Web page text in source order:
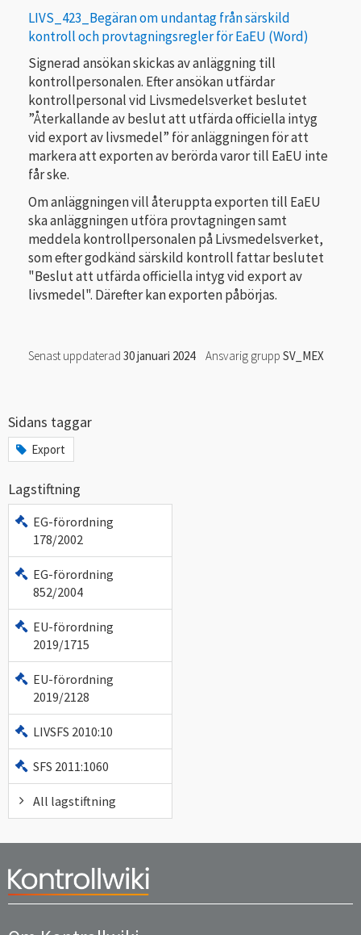
LIVS_423_Begäran om undantag från särskild
kontroll och provtagningsregler för EaEU
Signerad ansökan skickas av anläggning till
kontrollpersonalen. Efter ansökan utfärdar
kontrollpersonal vid Livsmedelsverket beslutet
”Återkallande av beslut att utfärda officiella intyg
vid export av livsmedel” för anläggningen för att
markera att exporten av berörda varor till EaEU inte
får ske.
Om anläggningen vill återuppta exporten till EaEU
ska anläggningen utföra provtagningen samt
meddela kontrollpersonalen på Livsmedelsverket,
som efter godkänd särskild kontroll fattar beslutet
"Beslut att utfärda officiella intyg vid export av
livsmedel". Därefter kan exporten påbörjas.
Senast uppdaterad 30 januari 2024 Ansvarig grupp SV_MEX
Sidans taggar
Export
Lagstiftning
EG-förordning
178/2002
EG-förordning
852/2004
EU-förordning
2019/1715
EU-förordning
2019/2128
LIVSFS 2010:10
SFS 2011:1060
All lagstiftning